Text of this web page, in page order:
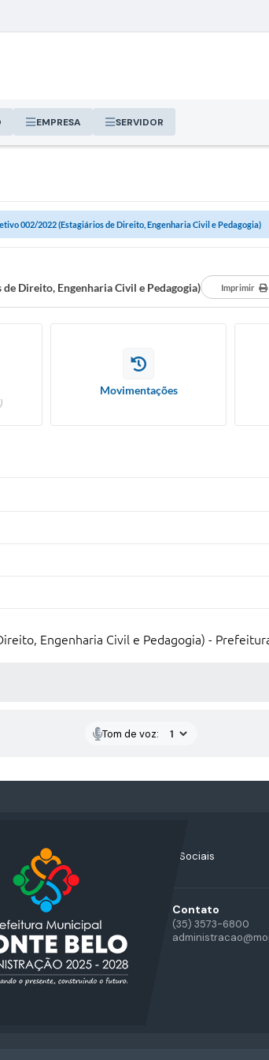
EMPRESA SERVIDOR
002/2022 (Estagiários de Direito, Engenharia Civil e Pedagogia)
Direito, Engenharia Civil e Pedagogia) Imprimir
Movimentações
Engenharia Civil e Pedagogia) -
Tom de voz:
Acompanhe nossas Redes Sociais
Contato
(35) 3573-6800